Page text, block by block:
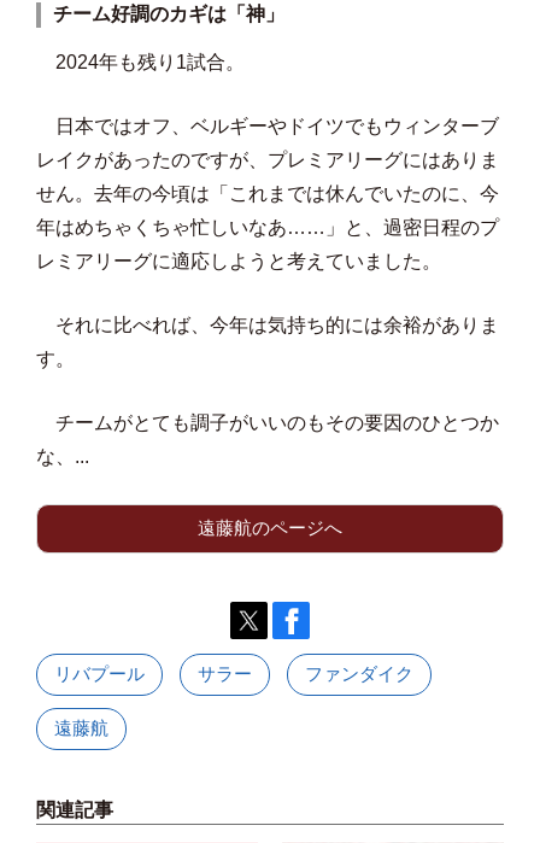
チーム好調のカギは「神」
2024年も残り1試合。
日本ではオフ、ベルギーやドイツでもウィンターブ
レイクがあったのですが、プレミアリーグにはありま
せん。去年の今頃は「これまでは休んでいたのに、今
年はめちゃくちゃ忙しいなあ……」と、過密日程のプ
レミアリーグに適応しようと考えていました。
それに比べれば、今年は気持ち的には余裕がありま
す。
チームがとても調子がいいのもその要因のひとつか
な、...
遠藤航のページへ
リバプール サラー ファンダイク
遠藤航
関連記事